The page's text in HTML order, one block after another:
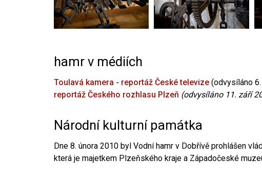
hamr v médiích
Toulavá kamera - reportáž České televize (odvysíláno
reportáž Českého rozhlasu Plzeň (odvysíláno 11. září
Národní kulturní památka
Dne 8. února 2010 byl Vodní hamr v Dobřívě prohlášen
která je majetkem Plzeňského kraje a Západočeské